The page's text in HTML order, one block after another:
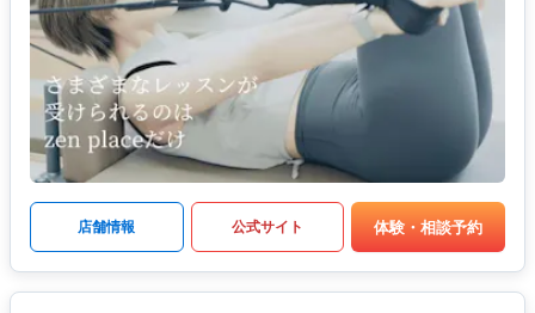
店舗情報 公式サイト 体験・相談予約